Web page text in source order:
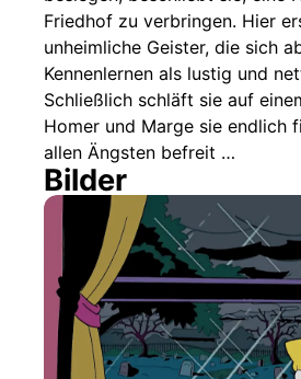
Friedhof zu verbringen. Hier
unheimliche Geister, die sich
Kennenlernen als lustig und
Schließlich schläft sie auf
Homer und Marge sie endlich
allen Ängsten befreit …
Bilder